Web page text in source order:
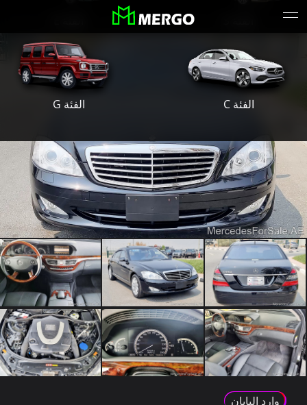
الفئة C الفئة G
وارد اليابان